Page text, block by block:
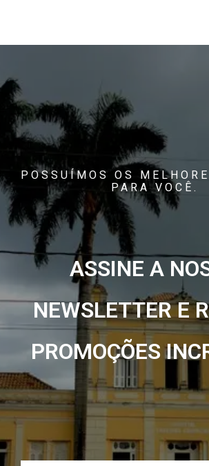
POSSUÍMOS OS
PARA VOCÊ.
ASSINE A
NEWSLETTER E
PROMOÇÕES